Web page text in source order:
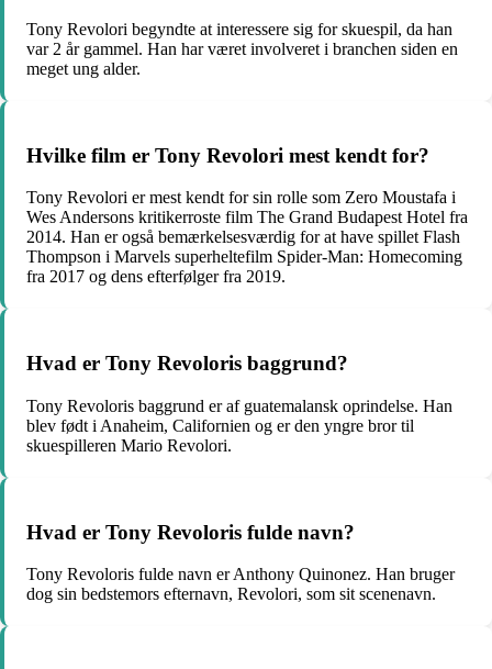
Tony Revolori begyndte at interessere sig for skuespil, da han
var 2 år gammel. Han har været involveret i branchen siden en
meget ung alder.
Hvilke film er Tony Revolori mest kendt for?
Tony Revolori er mest kendt for sin rolle som Zero Moustafa i
Wes Andersons kritikerroste film The Grand Budapest Hotel fra
2014. Han er også bemærkelsesværdig for at have spillet Flash
Thompson i Marvels superheltefilm Spider-Man: Homecoming
fra 2017 og dens efterfølger fra 2019.
Hvad er Tony Revoloris baggrund?
Tony Revoloris baggrund er af guatemalansk oprindelse. Han
blev født i Anaheim, Californien og er den yngre bror til
skuespilleren Mario Revolori.
Hvad er Tony Revoloris fulde navn?
Tony Revoloris fulde navn er Anthony Quinonez. Han bruger
dog sin bedstemors efternavn, Revolori, som sit scenenavn.